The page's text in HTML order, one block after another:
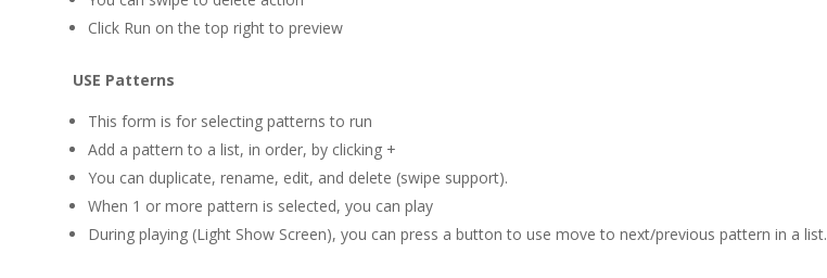
Click Run on the top right to preview
USE Patterns
This form is for selecting patterns to run
Add a pattern to a list, in order, by clicking +
You can duplicate, rename, edit, and delete (swipe support).
When 1 or more pattern is selected, you can play
During playing (Light Show Screen), you can press a button to use move to next/previous pattern in a list.